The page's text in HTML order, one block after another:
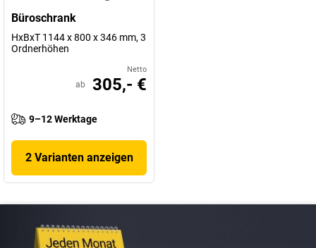
Büroschrank
HxBxT 1144 x 800 x 346 mm, 3
Ordnerhöhen
Netto
ab 305,- €
9–12 Werktage
2 Varianten anzeigen